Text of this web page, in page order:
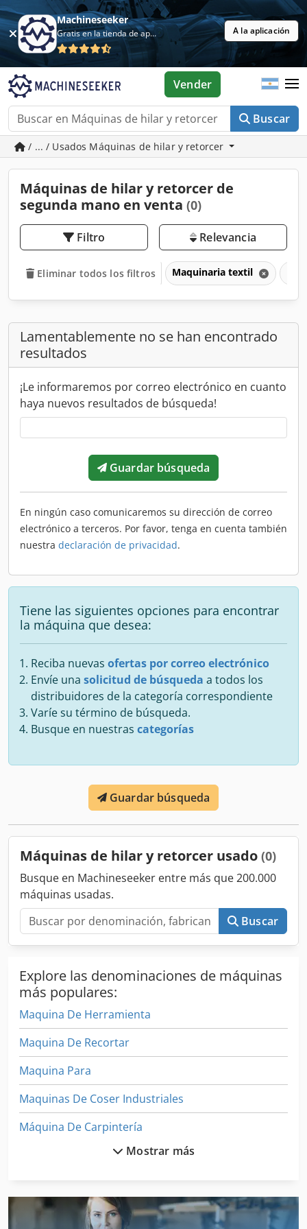
Machineseeker
Gratis en la tienda de aplicaciones A la aplicación
Buscar
Vender
/ ... / Usados Máquinas de hilar y retorcer
Máquinas de hilar y retorcer de
segunda mano en venta (0)
Filtro Relevancia
Eliminar todos los filtros Maquinaria textil
Lamentablemente no se han encontrado
resultados
¡Le informaremos por correo electrónico en cuanto
haya nuevos resultados de búsqueda!
Guardar búsqueda
En ningún caso comunicaremos su dirección de correo
electrónico a terceros. Por favor, tenga en cuenta también
nuestra declaración de privacidad.
Tiene las siguientes opciones para encontrar
la máquina que desea:
Reciba nuevas ofertas por correo electrónico
Envíe una solicitud de búsqueda a todos los
distribuidores de la categoría correspondiente
Varíe su término de búsqueda.
Busque en nuestras categorías
Guardar búsqueda
Máquinas de hilar y retorcer usado (0)
Busque en Machineseeker entre más que 200.000
máquinas usadas.
Buscar
Explore las denominaciones de máquinas
más populares:
Maquina De Herramienta
Maquina De Recortar
Maquina Para
Maquinas De Coser Industriales
Máquina De Carpintería
Máquina De Conducción
Máquina De Descortezado
Mostrar más